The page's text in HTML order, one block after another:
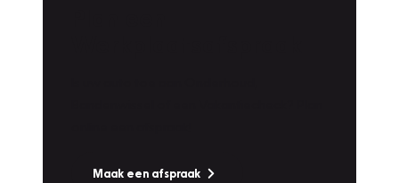
Maak een afspraak